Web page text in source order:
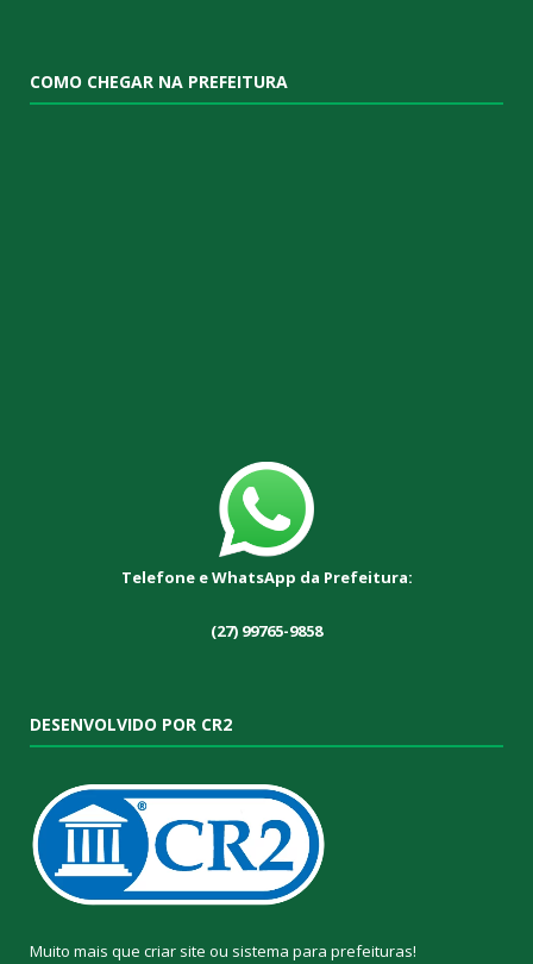
COMO CHEGAR NA PREFEITURA
Telefone e WhatsApp da Prefeitura:
(27) 99765-9858
DESENVOLVIDO POR CR2
Muito mais que criar site ou sistema para prefeituras!